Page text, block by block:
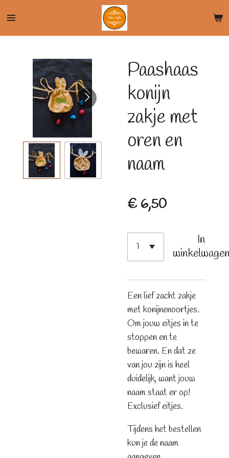
naar
hoofdinhoud
Paashaas
konijn
zakje met
oren en
naam
€ 6,50
In
Een lief zacht zakje
met konijnenoortjes.
Om jouw eitjes in te
stoppen en te
bewaren. En dat ze
van jou zijn is heel
duidelijk, want jouw
naam staat er op!
Exclusief eitjes.
Tijdens het bestellen
kun je de naam